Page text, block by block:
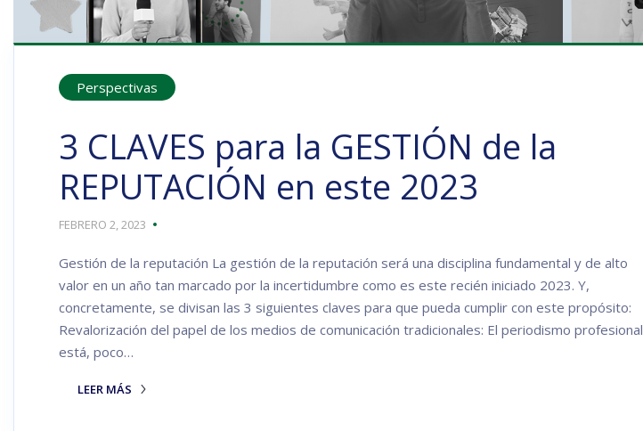
Perspectivas
3 CLAVES para la GESTIÓN de la
REPUTACIÓN en este 2023
FEBRERO 2, 2023
Gestión de la reputación La gestión de la reputación será una disciplina fundamental y de alto
valor en un año tan marcado por la incertidumbre como es este recién iniciado 2023. Y,
concretamente, se divisan las 3 siguientes claves para que pueda cumplir con este propósito:
Revalorización del papel de los medios de comunicación tradicionales: El periodismo profesional
está, poco…
LEER MÁS